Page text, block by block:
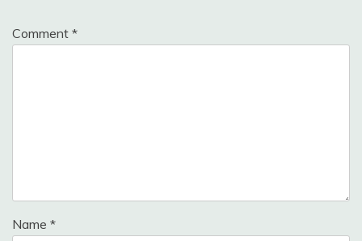
Comment *
Name *